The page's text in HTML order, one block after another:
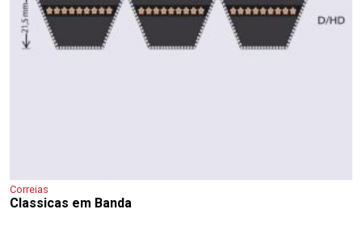
Correias
Classicas em Banda